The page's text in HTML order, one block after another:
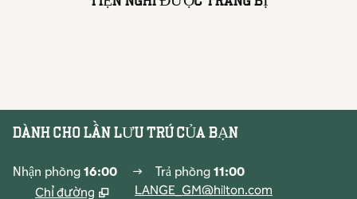
PHÒNG TẬP THỂ DỤC
DÀNH CHO LẦN LƯU TRÚ CỦA BẠN
Nhận phòng 16:00 → Trả phòng 11:00
Chỉ đường
LANGE_GM@hilton.com